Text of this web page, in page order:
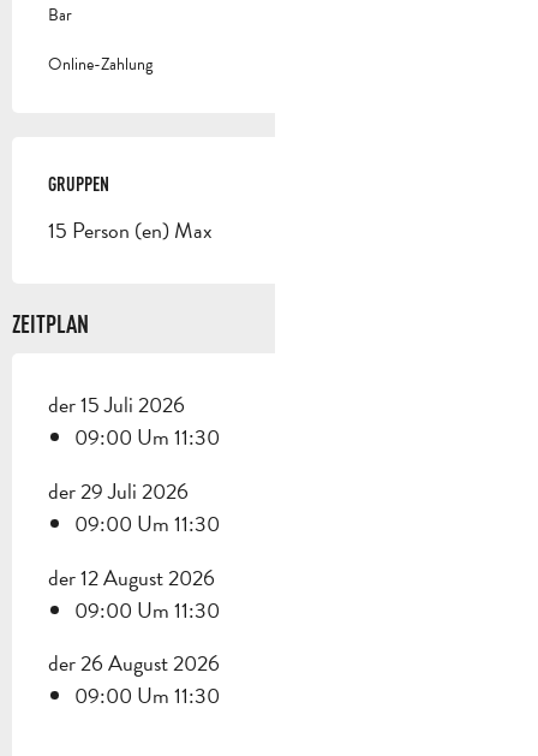
Bar
Online-Zahlung
GRUPPEN
GRUPPEN
15 Person (en) Max
ZEITPLAN
der 15 Juli 2026
09:00 Um 11:30
der 29 Juli 2026
09:00 Um 11:30
der 12 August 2026
09:00 Um 11:30
der 26 August 2026
09:00 Um 11:30